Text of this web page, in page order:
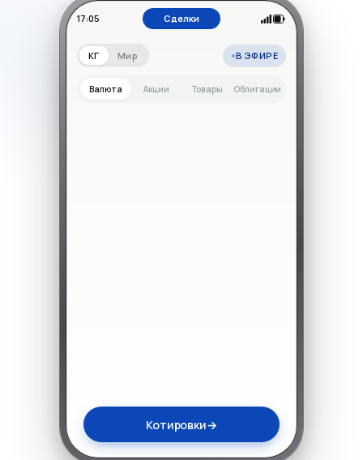
17:05 Сделки
КГ Мир В ЭФИРЕ
Валюта Акции Товары Облигации
Котировки→